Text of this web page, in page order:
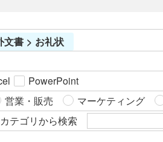
文書 > お礼状
PowerPoint
営業・販売 マーケティング
テゴリから検索